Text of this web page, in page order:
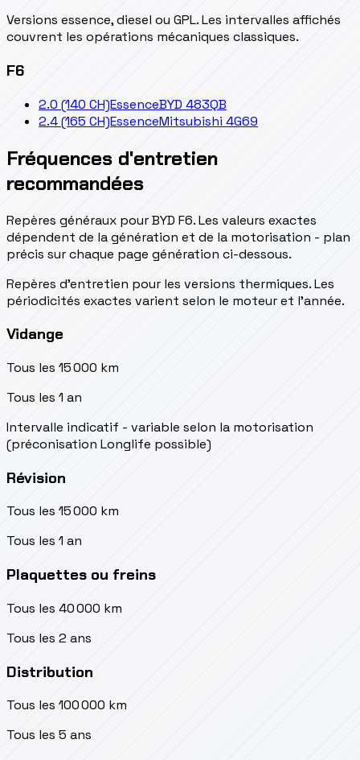
Versions essence, diesel ou GPL. Les intervalles affichés
couvrent les opérations mécaniques classiques.
F6
2.0 (140 CH)EssenceBYD 483QB
2.4 (165 CH)EssenceMitsubishi 4G69
Fréquences d'entretien
recommandées
Repères généraux pour BYD F6. Les valeurs exactes
dépendent de la génération et de la motorisation - plan
précis sur chaque page génération ci-dessous.
Repères d’entretien pour les versions thermiques. Les
périodicités exactes varient selon le moteur et l’année.
Vidange
Tous les 15 000 km
Tous les 1 an
Intervalle indicatif - variable selon la motorisation
(préconisation Longlife possible)
Révision
Tous les 15 000 km
Tous les 1 an
Plaquettes ou freins
Tous les 40 000 km
Tous les 2 ans
Distribution
Tous les 100 000 km
Tous les 5 ans